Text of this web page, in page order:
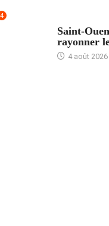
4
Saint-
rayonner
4 août 2026